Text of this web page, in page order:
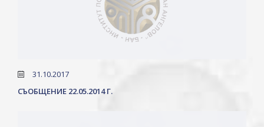
31.10.2017
СЪОБЩЕНИЕ 22.05.2014 Г.